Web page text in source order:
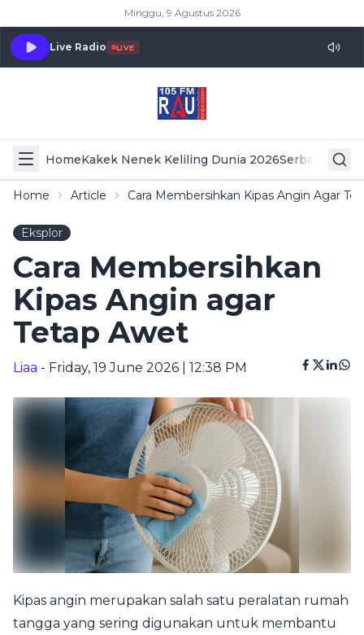
Minggu, 9 Agustus 2026
Live Radio LIVE
HomeKakek Nenek Keliling Dunia 2026Serba Serbi
Home Article Cara Membersihkan Kipas Angin Agar
Eksplor
Cara Membersihkan
Kipas Angin agar
Tetap Awet
Liaa - Friday, 19 June 2026 | 12:38 PM
Kipas angin merupakan salah satu peralatan rumah
tangga yang sering digunakan untuk membantu